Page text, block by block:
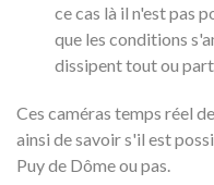
ce cas là il n'est pas
que les conditions
dissipent tout ou
Ces caméras temps réel
ainsi de savoir s'il est
Puy de Dôme ou pas.